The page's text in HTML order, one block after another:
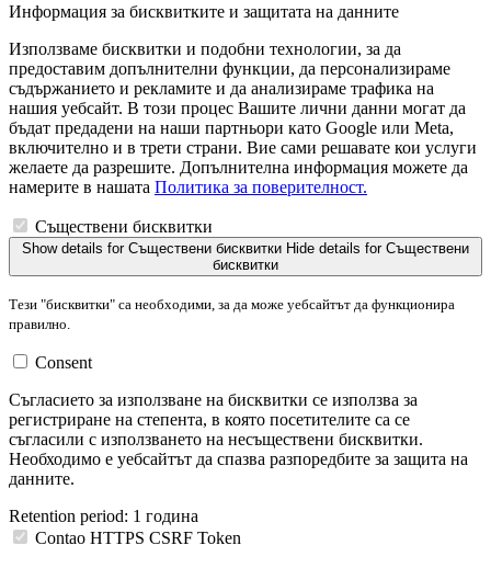
Информация за бисквитките и защитата на данните
Използваме бисквитки и подобни технологии, за да
предоставим допълнителни функции, да персонализираме
съдържанието и рекламите и да анализираме трафика на
нашия уебсайт. В този процес Вашите лични данни могат да
бъдат предадени на наши партньори като Google или Meta,
включително и в трети страни. Вие сами решавате кои услуги
желаете да разрешите. Допълнителна информация можете да
намерите в нашата Политика за поверителност.
Съществени бисквитки
Show details for Съществени бисквитки Hide details for Съществени
бисквитки
Тези "бисквитки" са необходими, за да може уебсайтът да функционира
правилно.
Consent
Съгласието за използване на бисквитки се използва за
регистриране на степента, в която посетителите са се
съгласили с използването на несъществени бисквитки.
Необходимо е уебсайтът да спазва разпоредбите за защита на
данните.
Retention period: 1 година
Contao HTTPS CSRF Token